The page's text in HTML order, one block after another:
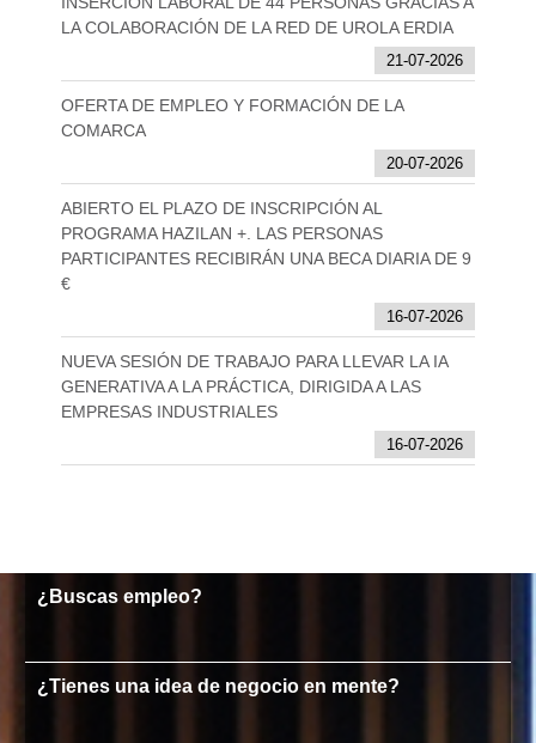
LA COLABORACIÓN DE LA RED DE UROLA ERDIA
21-07-2026
OFERTA DE EMPLEO Y FORMACIÓN DE LA
COMARCA
20-07-2026
ABIERTO EL PLAZO DE INSCRIPCIÓN AL
PROGRAMA HAZILAN +. LAS PERSONAS
PARTICIPANTES RECIBIRÁN UNA BECA DIARIA DE 9
€
16-07-2026
NUEVA SESIÓN DE TRABAJO PARA LLEVAR LA IA
GENERATIVA A LA PRÁCTICA, DIRIGIDA A LAS
EMPRESAS INDUSTRIALES
16-07-2026
¿Buscas empleo?
¿Tienes una idea de negocio en mente?